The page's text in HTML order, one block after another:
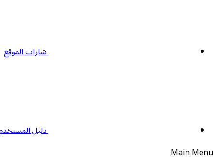
شارات الموقع
دليل
Main Menu